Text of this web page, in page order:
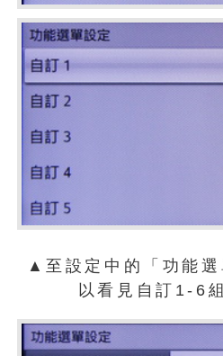
▲至設定中的「功能
以看見自訂1-6